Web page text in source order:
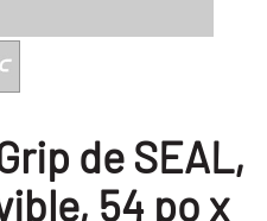
de SEAL,
54 po x